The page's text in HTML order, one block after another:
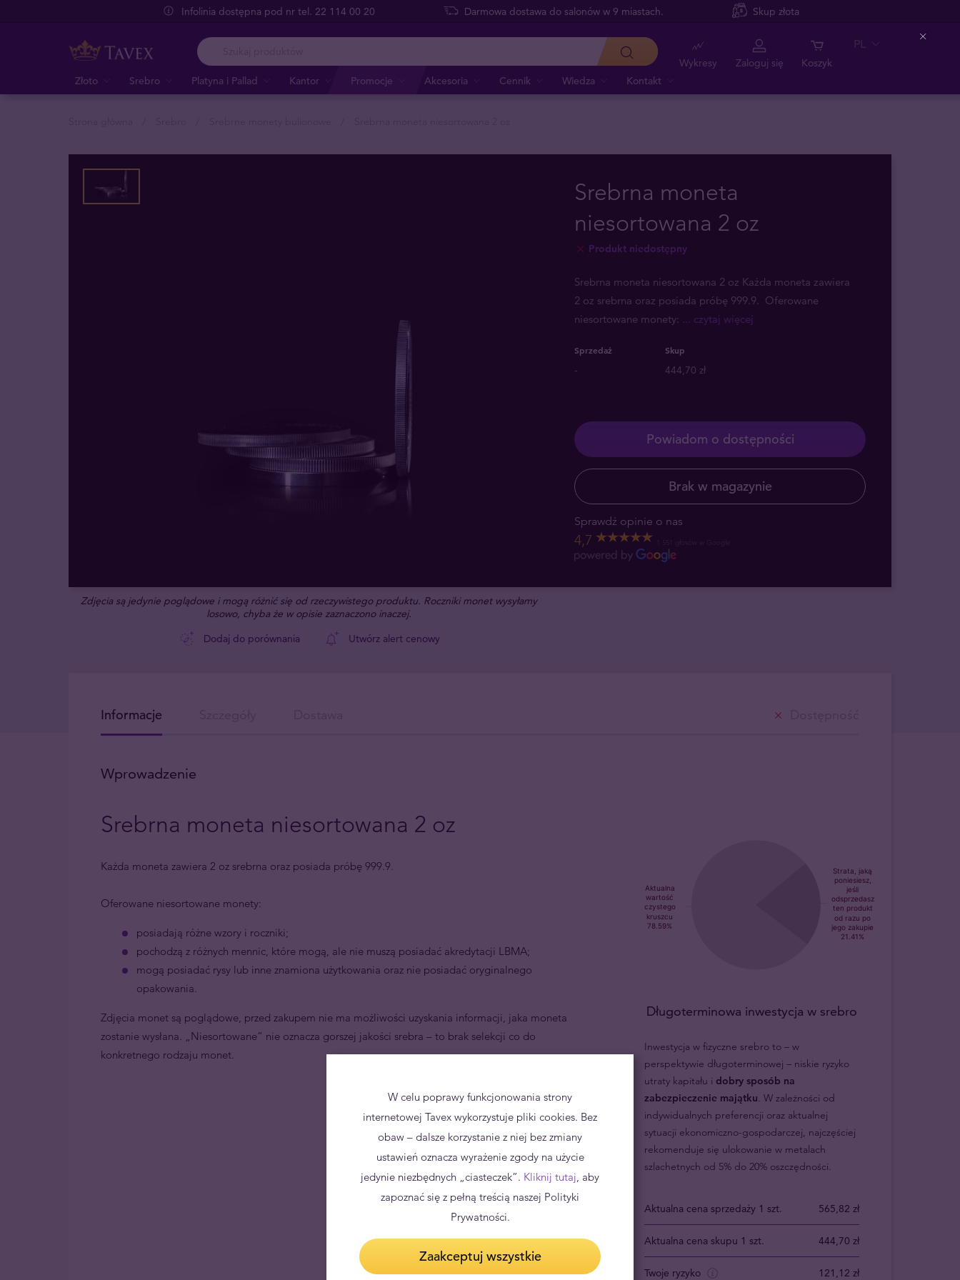
Infolinia dostępna pod nr tel. 22 114 00 20 Darmowa dostawa do salonów w 9 miastach. Skup złota
Złoto Srebro Platyna i Pallad Kantor Promocje Akcesoria Cennik Wiedza Kontakt
Wykresy Zaloguj się Koszyk
PL
Srebrna moneta
niesortowana 2 oz
Produkt niedostępny
Srebrna moneta niesortowana 2 oz Każda moneta zawiera
2 oz srebrna oraz posiada próbę 999.9. Oferowane
niesortowane monety: ... czytaj więcej
Sprzedaż Skup
- 444,70 zł
Powiadom o dostępności
Brak w magazynie
Sprawdź opinie o nas
4,7
Zdjęcia są jedynie poglądowe i mogą różnić się od rzeczywistego produktu. Roczniki monet wysyłamy
losowo, chyba że w opisie zaznaczono inaczej.
Dodaj do porównania
Utwórz alert cenowy
Informacje
Wprowadzenie
Srebrna moneta niesortowana 2 oz
Każda moneta zawiera 2 oz srebrna oraz posiada próbę 999.9.
Oferowane niesortowane monety:
posiadają różne wzory i roczniki;
pochodzą z różnych mennic, które mogą, ale nie muszą posiadać akredytacji LBMA;
mogą posiadać rysy lub inne znamiona użytkowania oraz nie posiadać oryginalnego
opakowania.
Zdjęcia monet są poglądowe, przed zakupem nie ma możliwości uzyskania informacji, jaka moneta
zostanie wysłana. „Niesortowane” nie oznacza gorszej jakości srebra – to brak selekcji co do
konkretnego rodzaju monet.
Długoterminowa inwestycja w srebro
Inwestycja w fizyczne srebro to – w
perspektywie długoterminowej – niskie ryzyko
utraty kapitału i dobry sposób na
zabezpieczenie majątku. W zależności od
indywidualnych preferencji oraz aktualnej
sytuacji ekonomiczno-gospodarczej, najczęściej
rekomenduje się ulokowanie w metalach
szlachetnych od 5% do 20% oszczędności.
Aktualna cena sprzedaży 1 szt. 565,82 zł
Aktualna cena skupu 1 szt. 444,70 zł
Twoje ryzyko 121,12 zł
W celu poprawy funkcjonowania strony
internetowej Tavex wykorzystuje pliki cookies. Bez
obaw – dalsze korzystanie z niej bez zmiany
ustawień oznacza wyrażenie zgody na użycie
jedynie niezbędnych „ciasteczek”. Kliknij tutaj, aby
zapoznać się z pełną treścią naszej Polityki
Prywatności.
Zaakceptuj wszystkie
Close